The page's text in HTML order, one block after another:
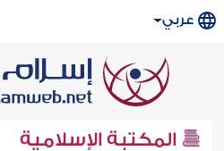
عربي
المكتبة الإسلامية